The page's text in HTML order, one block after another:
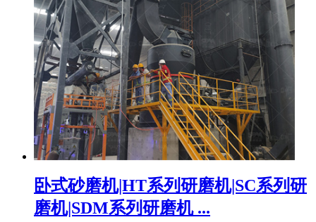
卧式砂磨机|HT系列研磨机|SC系列研
磨机|SDM系列研磨机 ...